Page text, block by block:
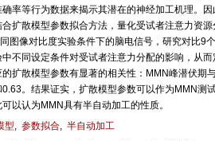
率等行为数据来揭示其潜在的神经加工机理。
扩散模型参数拟合方法，量化受试者注意力资
图像对比度实验条件下的脑电信号，研究对比9
不同设定条件对受试者注意力分配的影响，从
扩散模型参数有显著的相关性：MMN峰潜伏期
。结果证实，扩散模型参数可以作为MMN测
以认为MMN具有半自动加工的性质。
型, 参数拟合, 半自动加工